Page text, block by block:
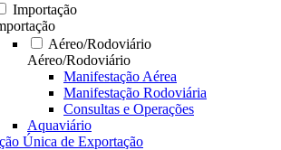
Importação
Aéreo/Rodoviário
Aéreo/Rodoviário
Manifestação Aérea
Manifestação Rodoviária
Consultas e Operações
Aquaviário
Única de Exportação